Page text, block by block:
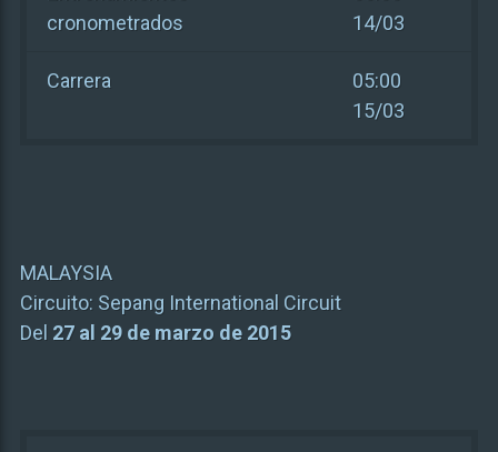
cronometrados
14/03
Carrera
05:00
15/03
MALAYSIA
Circuito: Sepang International Circuit
Del 27 al 29 de marzo de 2015